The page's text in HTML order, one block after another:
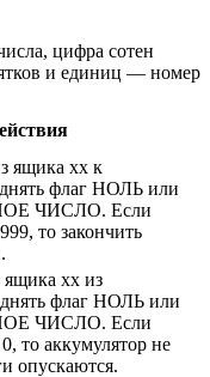
цифра сотен
и единиц — номер
ящика хх к
флаг НОЛЬ или
ЧИСЛО. Если
то закончить
ящика хх из
флаг НОЛЬ или
ЧИСЛО. Если
то аккумулятор не
опускаются.